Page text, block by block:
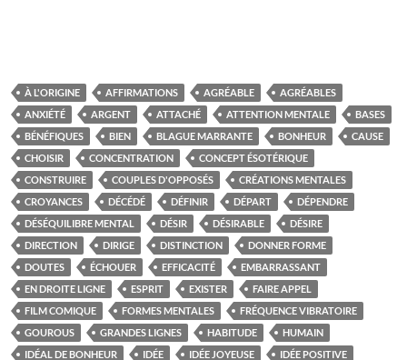
À L'ORIGINE AFFIRMATIONS AGRÉABLE
AGRÉABLES
ANXIÉTÉ
ARGENT ATTACHÉ ATTENTION MENTALE
BASES
BÉNÉFIQUES
BIEN BLAGUE MARRANTE BONHEUR
CAUSE
CHOISIR
CONCENTRATION
CONCEPT ÉSOTÉRIQUE
CONSTRUIRE
COUPLES D'OPPOSÉS
CRÉATIONS MENTALES
CROYANCES
DÉCÉDÉ DÉFINIR DÉPART
DÉPENDRE
DÉSÉQUILIBRE MENTAL
DÉSIR DÉSIRABLE
DÉSIRE
DIRECTION
DIRIGE DISTINCTION
DONNER FORME
DOUTES
ÉCHOUER EFFICACITÉ
EMBARRASSANT
EN DROITE LIGNE
ESPRIT EXISTER
FAIRE APPEL
FILM COMIQUE
FORMES MENTALES
FRÉQUENCE VIBRATOIRE
GOUROUS
GRANDES LIGNES HABITUDE
HUMAIN
IDÉAL DE BONHEUR
IDÉE IDÉE JOYEUSE
IDÉE POSITIVE